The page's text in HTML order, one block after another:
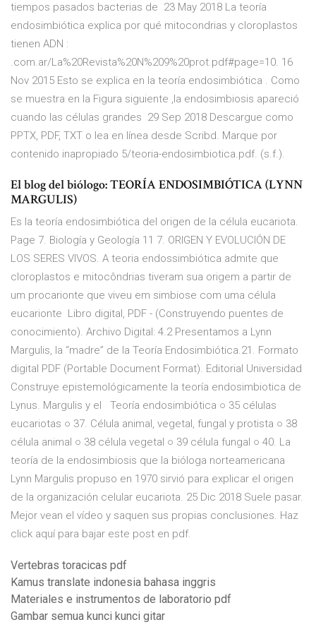
tiempos pasados bacterias de 23 May 2018 La teoría
endosimbiótica explica por qué mitocondrias y cloroplastos
tienen ADN :
.com.ar/La%20Revista%20N%209%20prot.pdf#page=10. 16
Nov 2015 Esto se explica en la teoría endosimbiótica . Como
se muestra en la Figura siguiente ,la endosimbiosis apareció
cuando las células grandes 29 Sep 2018 Descargue como
PPTX, PDF, TXT o lea en línea desde Scribd. Marque por
contenido inapropiado 5/teoria-endosimbiotica.pdf. (s.f.).
El blog del biólogo: TEORÍA ENDOSIMBIÓTICA (LYNN
MARGULIS)
Es la teoría endosimbiótica del origen de la célula eucariota.
Page 7. Biología y Geología 11 7. ORIGEN Y EVOLUCIÓN DE
LOS SERES VIVOS. A teoria endossimbiótica admite que
cloroplastos e mitocôndrias tiveram sua origem a partir de
um procarionte que viveu em simbiose com uma célula
eucarionte Libro digital, PDF - (Construyendo puentes de
conocimiento). Archivo Digital: 4.2 Presentamos a Lynn
Margulis, la “madre” de la Teoría Endosimbiótica.21. Formato
digital PDF (Portable Document Format). Editorial Universidad
Construye epistemológicamente la teoría endosimbiotica de
Lynus. Margulis y el Teoría endosimbiótica ○ 35 células
eucariotas ○ 37. Célula animal, vegetal, fungal y protista ○ 38
célula animal ○ 38 célula vegetal ○ 39 célula fungal ○ 40. La
teoría de la endosimbiosis que la bióloga norteamericana
Lynn Margulis propuso en 1970 sirvió para explicar el origen
de la organización celular eucariota. 25 Dic 2018 Suele pasar.
Mejor vean el vídeo y saquen sus propias conclusiones. Haz
click aquí para bajar este post en pdf.
Vertebras toracicas pdf
Kamus translate indonesia bahasa inggris
Materiales e instrumentos de laboratorio pdf
Gambar semua kunci kunci gitar